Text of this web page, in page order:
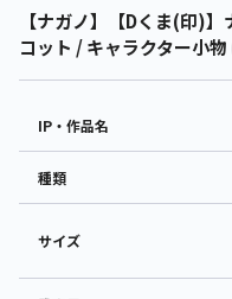
【ナガノ】【Dくま(印)
コット / キャラクター小
IP・作品名
種類
サイズ